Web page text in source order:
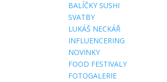
BALÍČKY SUSHI
SVATBY
LUKÁŠ NECKÁŘ
INFLUENCERING
NOVINKY
FOOD FESTIVALY
FOTOGALERIE